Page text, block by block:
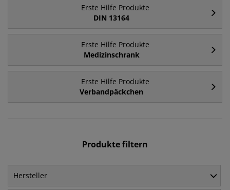
Erste Hilfe Produkte
DIN 13164
Erste Hilfe Produkte
Medizinschrank
Erste Hilfe Produkte
Verbandpäckchen
Produkte filtern
Hersteller